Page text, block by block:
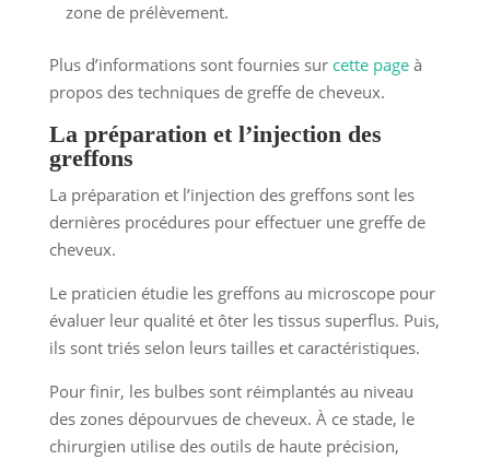
zone de prélèvement.
Plus d’informations sont fournies sur cette pageà
propos des techniques de greffe de cheveux.
La préparation et l’injection des
greffons
La préparation et l’injection des greffons sont les
dernières procédures pour effectuer une greffe de
cheveux.
Le praticien étudie les greffons au microscope pour
évaluer leur qualité et ôter les tissus superflus. Puis,
ils sont triés selon leurs tailles et caractéristiques.
Pour finir, les bulbes sont réimplantés au niveau
des zones dépourvues de cheveux. À ce stade, le
chirurgien utilise des outils de haute précision,